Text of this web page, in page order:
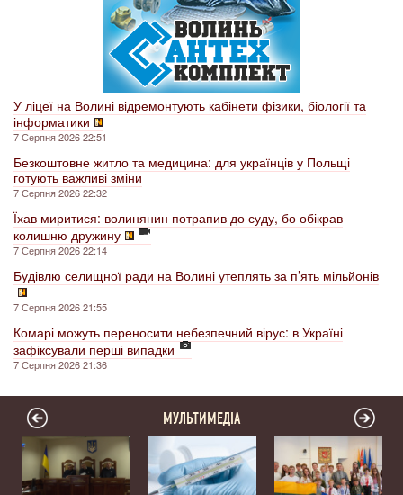
У ліцеї на Волині відремонтують кабінети фізики, біології та
інформатики
7 Серпня 2026 22:51
Безкоштовне житло та медицина: для українців у Польщі
готують важливі зміни
7 Серпня 2026 22:32
Їхав миритися: волинянин потрапив до суду, бо обікрав
колишню дружину
7 Серпня 2026 22:14
Будівлю селищної ради на Волині утеплять за п’ять мільйонів
7 Серпня 2026 21:55
Комарі можуть переносити небезпечний вірус: в Україні
зафіксували перші випадки
7 Серпня 2026 21:36
МУЛЬТИМЕДІА